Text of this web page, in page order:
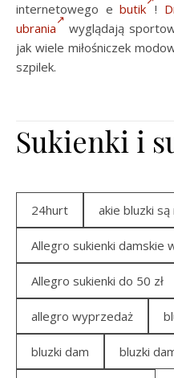
internetowego e butik !
ubrania
wyglądają
jak wiele miłośniczek
szpilek.
Sukienki i
24hurt akie bluzki
Allegro sukienki damskie
Allegro sukienki do 50 zł
allegro wyprzedaż
bluzki dam bluzki